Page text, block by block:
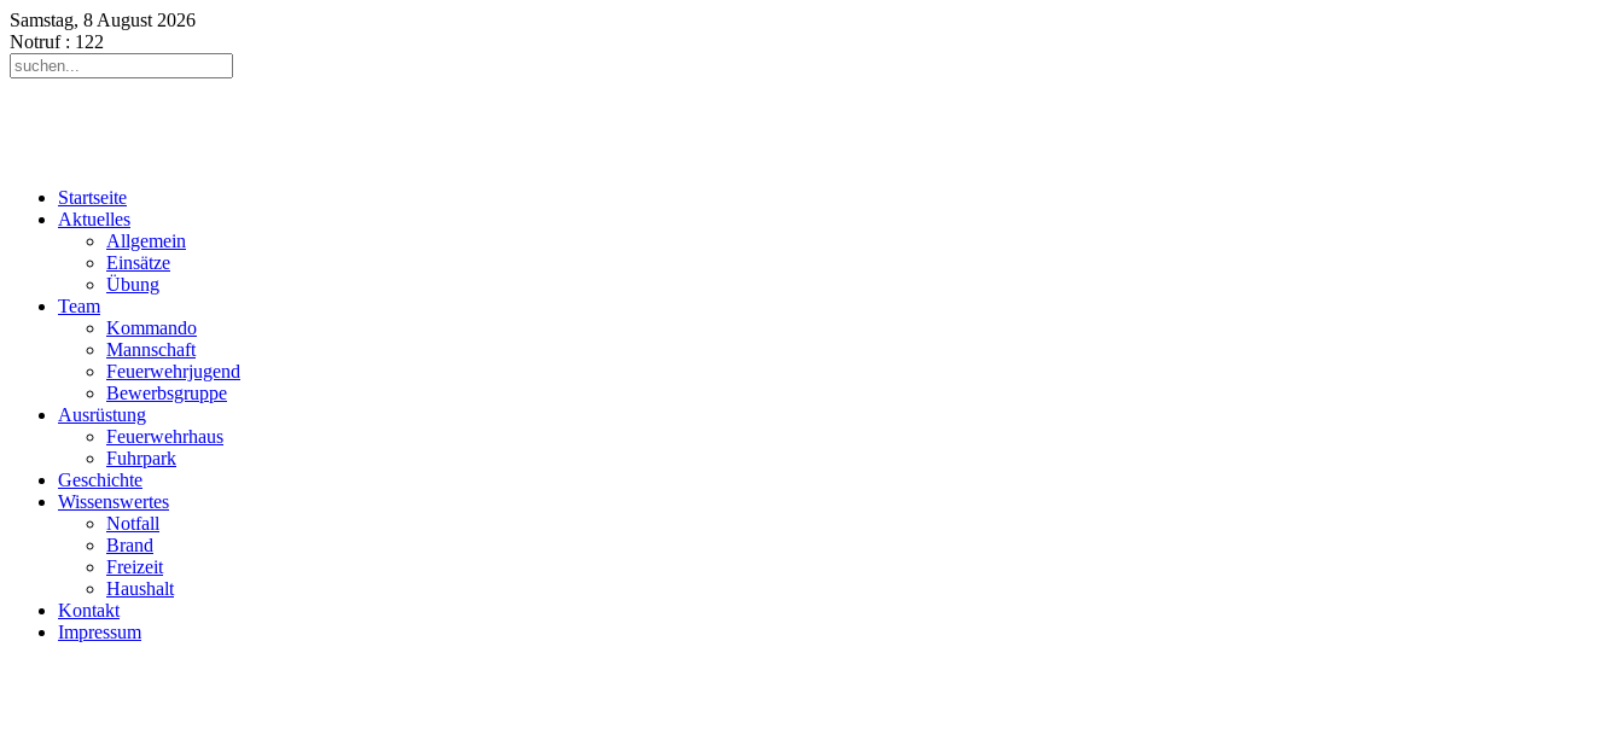
Samstag, 8 August 2026
Notruf: 122
Startseite
Aktuelles
Allgemein
Einsätze
Übung
Team
Kommando
Mannschaft
Feuerwehrjugend
Bewerbsgruppe
Ausrüstung
Feuerwehrhaus
Fuhrpark
Geschichte
Wissenswertes
Notfall
Brand
Freizeit
Haushalt
Kontakt
Impressum